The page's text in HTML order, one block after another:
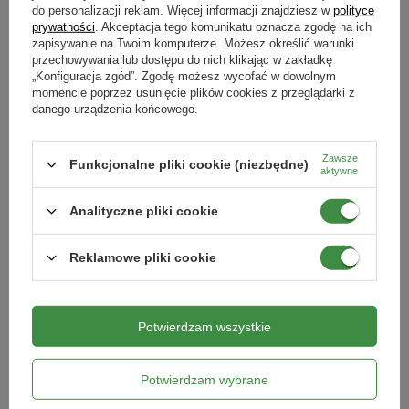
przez warunki stresowe, takie jak susza czy zasolenie
gleby.
Polepszenie podłoża:Pył z diatomitu poprawia strukturę
gleby oraz jej właściwości, napowietrzając i wzbogacając
o krzem i inne cenne mikroelementy. Zawartość ziemi
Dostępność składników:Zwiększony wzrost strefy
korzeniowej i jej napowietrzenie umożliwia łatwiejsze
pobieranie składników oraz gromadzenie ich.
Zwiększone plonowanie:Nawożenie diatomitem wpływa
na polepszenie kondycji roślin, lepszy wzrost i rozwój oraz
uzyskanie większych plonów.
Oszczędność wody: Poprawa retencji wody w glebie po
zastosowaniu ziemi okrzemkowej sprawia, że
zmniejszona zostaje konieczność podlewania o ok. 30-
: Stosowanie ziemi okrzemkowej zmniejsza
Symbol
5906468914000
Kiedy stosować
kwiecień maj czerwiec lipiec sierpień wrzesień październik
Forma
proszek
Polecany do szklarni
Pytania klientów
Opinie naszych klientów
Produkty powiązane
do personalizacji reklam. Więcej informacji znajdziesz w polityce
prywatności . Akceptacja tego komunikatu oznacza zgodę na ich
zapisywanie na Twoim komputerze. Możesz określić warunki
przechowywania lub dostępu do nich klikając w zakładkę
„Konfiguracja zgód”. Zgodę możesz wycofać w dowolnym
momencie poprzez usunięcie plików cookies z przeglądarki z
danego urządzenia końcowego.
Funkcjonalne pliki cookie (niezbędne)
Zawsze
aktywne
Analityczne pliki cookie
Reklamowe pliki cookie
Potwierdzam wybrane
Potwierdzam wszystkie